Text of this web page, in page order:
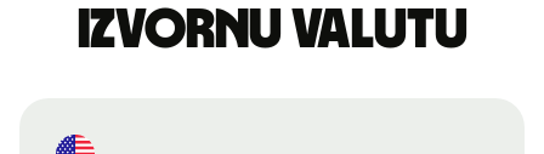
izvornu valutu